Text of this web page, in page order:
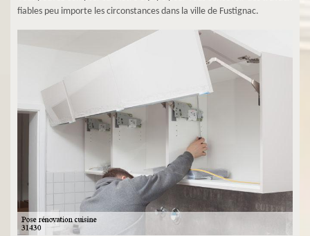
fiables peu importe les circonstances dans la ville de Fustignac.